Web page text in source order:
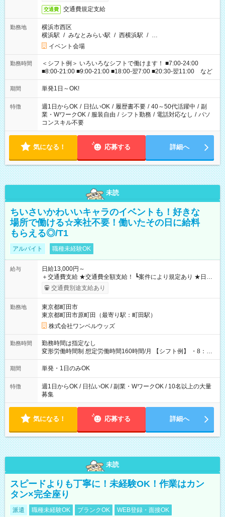
交通費 交通費規定支給
勤務地
横浜市西区
横浜駅 / みなとみらい駅 / 西横浜駅 / …
イベント会場
勤務時間
＜シフト例＞ いろいろなシフトで働けます！ ■7:00-24:00
■8:00-21:00 ■9:00-21:00 ■18:00-翌7:00 ■20:30-翌11:00 など
期間 単発1日～OK!
特徴 週1日からOK / 日払いOK / 履歴書不要 / 40～50代活躍中 / 副
業・WワークOK / 服装自由 / シフト勤務 / 電話対応なし / パソ
コンスキル不要
気になる！ 応募する 詳細へ
未読
ちいさいかわいいキャラのイベントも！好きな
場所で働ける☆来社不要！働いたその日に給料
もらえる◎/T1
アルバイト 職種未経験OK
給与
日給13,000円～
＋交通費支給 ★交通費全額支給！ ┗案件により規定あり ★日払
いOK！（規定あり） ┗働いたその日に現金GET♪ お仕事後はコ
ンビニATMから 日払い分を引き落とせます！ 【試用期間】試
交通費別途支給あり
勤務地
東京都町田市
東京都町田市原町田（最寄り駅：町田駅）
株式会社ワンベルウッズ
勤務時間
勤務時間は指定なし
変形労働時間制 想定労働時間160時間/月 【シフト例】 ・8：00
～21：00
期間 単発・1日のみOK
特徴
週1日からOK / 日払いOK / 副業・WワークOK / 10名以上の大量
募集
気になる！ 応募する 詳細へ
未読
スピードよりも丁寧に！未経験OK！作業はカン
タン×完全座り
派遣 職種未経験OK ブランクOK WEB登録・面接OK